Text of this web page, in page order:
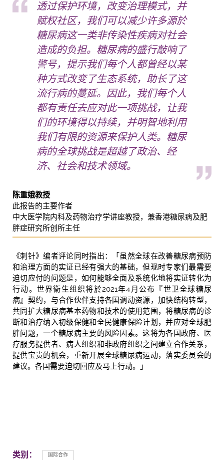
透过保护环境，改变治理模式，并
赋权社区，我们可以减少许多源於
糖尿病这一类非传染性疾病对社会
造成的负担。糖尿病的盛行敲响了
警号，提示我们每个人都曾经以某
种方式改变了生态系统，助长了这
流行病的蔓延。因此，我们每个人
都有责任去应对此一项挑战，让我
们的环境得以持续，并明智地利用
我们有限的资源来保护人类。糖尿
病的全球挑战是超越了政治、经
济、社会和技术领域。
陈重娥教授
此报告的主要作者
中大医学院内科及药物治疗学讲座教授，兼香港糖尿病及肥
胖症研究所创所主任
《刺针》编者评论同时指出：「虽然全球在改善糖尿病预防
和治理方面的实证已经有强大的基础，但现时专家们最需要
迫切应付的问题是，如何能够全面及系统化地将实证转化为
行动。世界衞生组织将於2021年4月公布『世卫全球糖尿
病』契约，与合作伙伴支持各国调动资源，加快结构转型，
共同扩大糖尿病基本药物和技术的使用范围，将糖尿病的诊
断和治疗纳入初级保健和全民健康保险计划，并应对全球肥
胖问题，一个糖尿病主要的风险因素。这将为各国政府、医
疗服务提供者、病人组织和非政府组织之间建立合作关系，
提供宝贵的机会，重新开展全球糖尿病运动，落实委员会的
建议。各国需要迫切回应及马上行动。」
类别： 国际合作